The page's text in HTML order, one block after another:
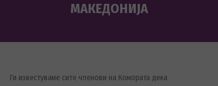
МАКЕДОНИЈА
Ги известуваме сите членови на Комората дека